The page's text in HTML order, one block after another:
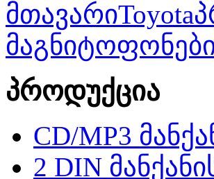
მთავარიToyota
პროდუქცია
CD/MP3
2 DIN